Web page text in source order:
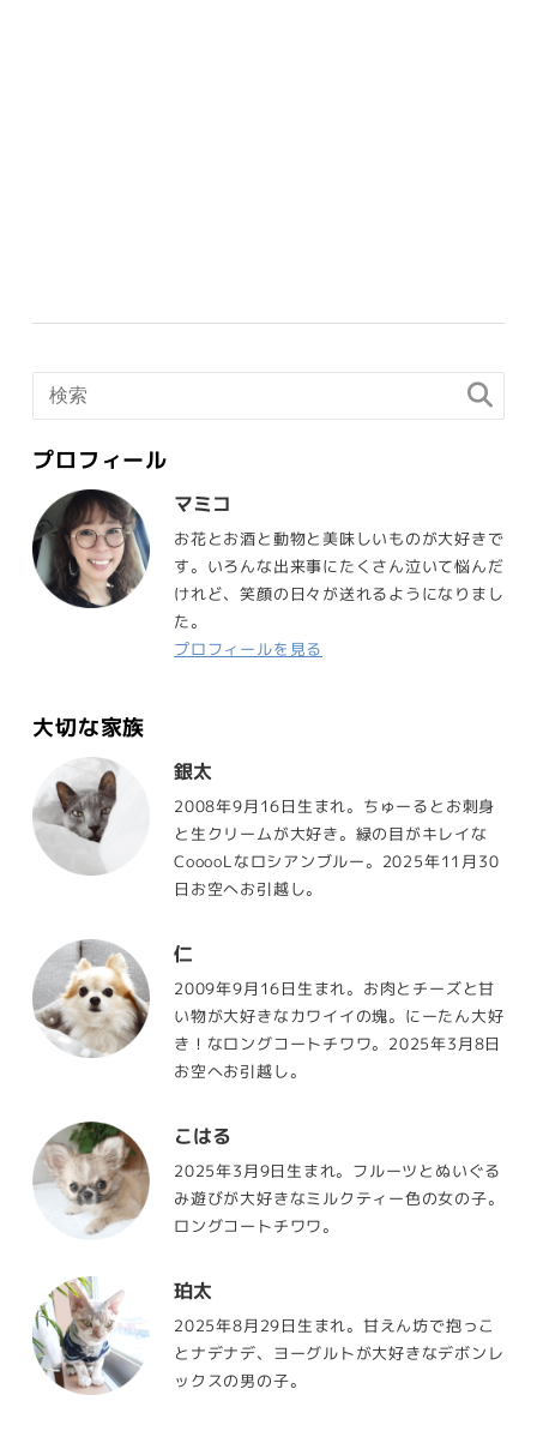
プロフィール
マミコ
お花とお酒と動物と美味しいものが大好きで
す。いろんな出来事にたくさん泣いて悩んだ
けれど、笑顔の日々が送れるようになりまし
た。
プロフィールを見る
大切な家族
銀太
2008年9月16日生まれ。ちゅーるとお刺身
と生クリームが大好き。緑の目がキレイな
CooooLなロシアンブルー。2025年11月30
日お空へお引越し。
仁
2009年9月16日生まれ。お肉とチーズと甘
い物が大好きなカワイイの塊。にーたん大好
き！なロングコートチワワ。2025年3月8日
お空へお引越し。
こはる
2025年3月9日生まれ。フルーツとぬいぐる
み遊びが大好きなミルクティー色の女の子。
ロングコートチワワ。
珀太
2025年8月29日生まれ。甘えん坊で抱っこ
とナデナデ、ヨーグルトが大好きなデボンレ
ックスの男の子。